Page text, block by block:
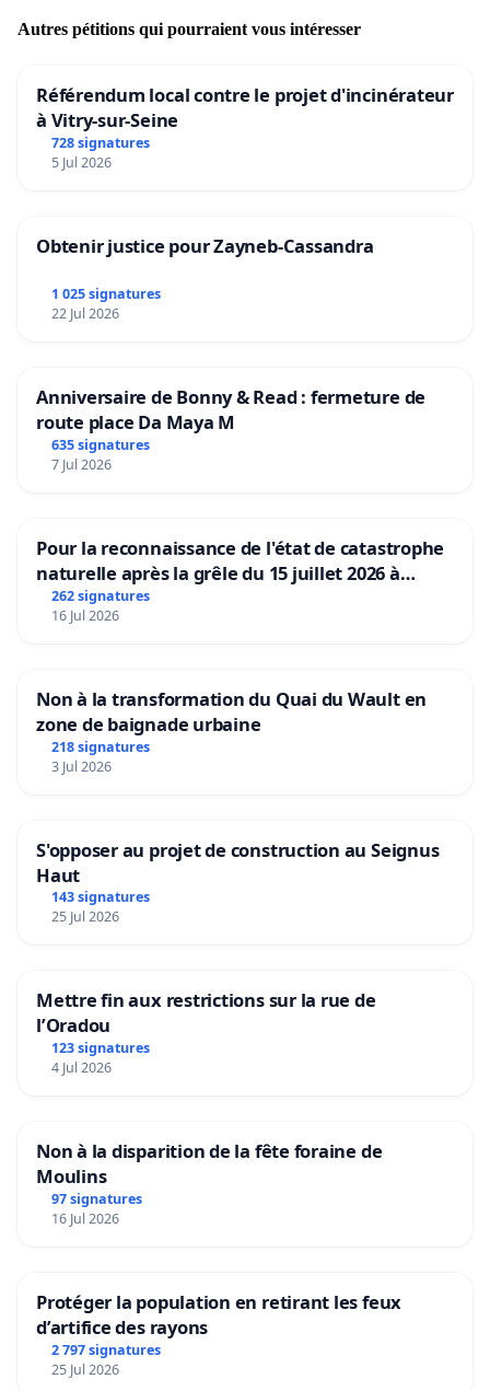
Autres pétitions qui pourraient vous intéresser
Référendum local contre le projet d'incinérateur
à Vitry-sur-Seine
728 signatures
5 Jul 2026
Obtenir justice pour Zayneb-Cassandra
1 025 signatures
22 Jul 2026
Anniversaire de Bonny & Read : fermeture de
route place Da Maya M
635 signatures
7 Jul 2026
Pour la reconnaissance de l'état de catastrophe
naturelle après la grêle du 15 juillet 2026 à
Aubenas et ses alentours
262 signatures
16 Jul 2026
Non à la transformation du Quai du Wault en
zone de baignade urbaine
218 signatures
3 Jul 2026
S'opposer au projet de construction au Seignus
Haut
143 signatures
25 Jul 2026
Mettre fin aux restrictions sur la rue de
l’Oradou
123 signatures
4 Jul 2026
Non à la disparition de la fête foraine de
Moulins
97 signatures
16 Jul 2026
Protéger la population en retirant les feux
d’artifice des rayons
2 797 signatures
25 Jul 2026